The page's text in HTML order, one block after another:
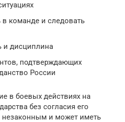
в команде и следовать
и дисциплина
подтверждающих
России
в боевых действиях на
без согласия его
незаконным и может иметь